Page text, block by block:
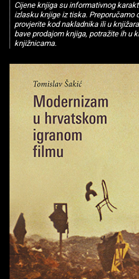
Cijene knjiga su informativnog
izlasku knjige iz tiska. Preporučamo
provjerite kod nakladnika ili u
bave prodajom knjiga, potražite ih u
knjižnicama.